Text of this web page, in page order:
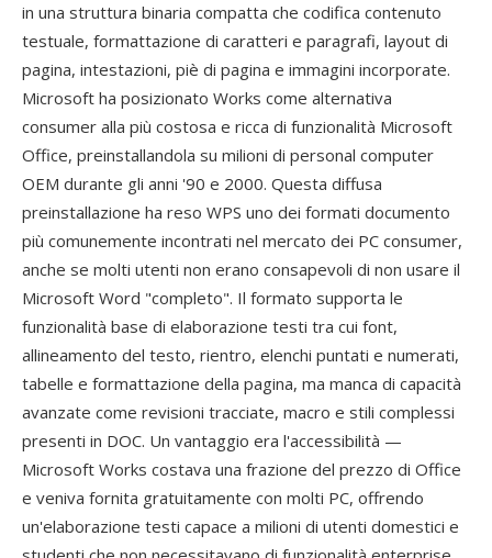
in una struttura binaria compatta che codifica contenuto
testuale, formattazione di caratteri e paragrafi, layout di
pagina, intestazioni, piè di pagina e immagini incorporate.
Microsoft ha posizionato Works come alternativa
consumer alla più costosa e ricca di funzionalità Microsoft
Office, preinstallandola su milioni di personal computer
OEM durante gli anni '90 e 2000. Questa diffusa
preinstallazione ha reso WPS uno dei formati documento
più comunemente incontrati nel mercato dei PC consumer,
anche se molti utenti non erano consapevoli di non usare il
Microsoft Word "completo". Il formato supporta le
funzionalità base di elaborazione testi tra cui font,
allineamento del testo, rientro, elenchi puntati e numerati,
tabelle e formattazione della pagina, ma manca di capacità
avanzate come revisioni tracciate, macro e stili complessi
presenti in DOC. Un vantaggio era l'accessibilità —
Microsoft Works costava una frazione del prezzo di Office
e veniva fornita gratuitamente con molti PC, offrendo
un'elaborazione testi capace a milioni di utenti domestici e